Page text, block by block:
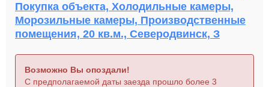
Покупка объекта, Холодильные камеры,
Морозильные камеры, Производственные
помещения, 20 кв.м., Северодвинск, З
Возможно Вы опоздали!
С предполагаемой даты заезда прошло более 3